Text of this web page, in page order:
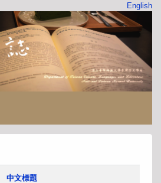
English
中文標題